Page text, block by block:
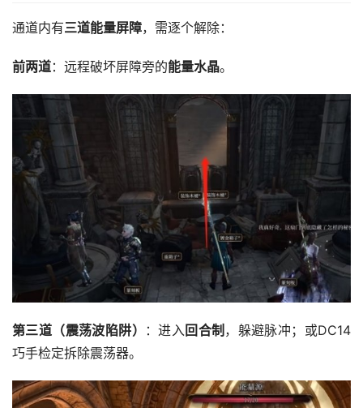
通道内有三道能量屏障，需逐个解除：
前两道：远程破坏屏障旁的能量水晶。
第三道（震荡波陷阱） ：进入回合制 ，躲避脉冲；或DC14
巧手检定拆除震荡器。